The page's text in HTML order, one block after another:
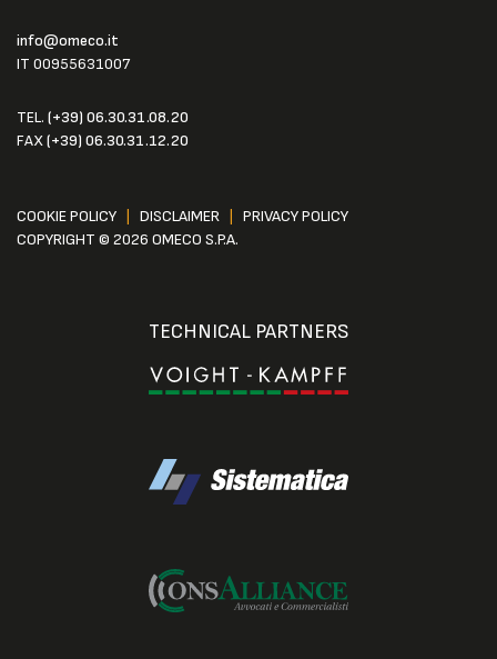
info@omeco.it
IT 00955631007
TEL. (+39) 06.30.31.08.20
FAX(+39) 06.30.31.12.20
COOKIE POLICY DISCLAIMER
PRIVACY POLICY
COPYRIGHT © 2026 OMECO S.P.A.
TECHNICAL PARTNERS